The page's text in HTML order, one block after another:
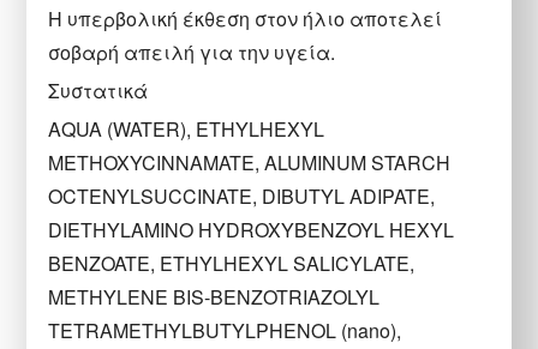
Η υπερβολική έκθεση στον ήλιο αποτελεί
σοβαρή απειλή για την υγεία.
Συστατικά
AQUA (WATER), ETHYLHEXYL
METHOXYCINNAMATE, ALUMINUM STARCH
OCTENYLSUCCINATE, DIBUTYL ADIPATE,
DIETHYLAMINO HYDROXYBENZOYL HEXYL
BENZOATE, ETHYLHEXYL SALICYLATE,
METHYLENE BIS-BENZOTRIAZOLYL
TETRAMETHYLBUTYLPHENOL (nano),